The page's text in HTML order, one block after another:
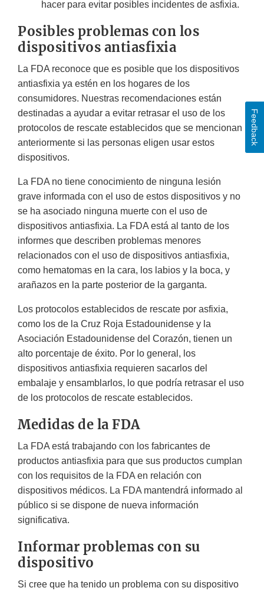
hacer para evitar posibles incidentes de asfixia.
Posibles problemas con los
dispositivos antiasfixia
La FDA reconoce que es posible que los dispositivos
antiasfixia ya estén en los hogares de los
consumidores. Nuestras recomendaciones están
destinadas a ayudar a evitar retrasar el uso de los
protocolos de rescate establecidos que se mencionan
anteriormente si las personas eligen usar estos
dispositivos.
La FDA no tiene conocimiento de ninguna lesión
grave informada con el uso de estos dispositivos y no
se ha asociado ninguna muerte con el uso de
dispositivos antiasfixia. La FDA está al tanto de los
informes que describen problemas menores
relacionados con el uso de dispositivos antiasfixia,
como hematomas en la cara, los labios y la boca, y
arañazos en la parte posterior de la garganta.
Los protocolos establecidos de rescate por asfixia,
como los de la Cruz Roja Estadounidense y la
Asociación Estadounidense del Corazón, tienen un
alto porcentaje de éxito. Por lo general, los
dispositivos antiasfixia requieren sacarlos del
embalaje y ensamblarlos, lo que podría retrasar el uso
de los protocolos de rescate establecidos.
Medidas de la FDA
La FDA está trabajando con los fabricantes de
productos antiasfixia para que sus productos cumplan
con los requisitos de la FDA en relación con
dispositivos médicos. La FDA mantendrá informado al
público si se dispone de nueva información
significativa.
Informar problemas con su
dispositivo
Si cree que ha tenido un problema con su dispositivo
Feedback